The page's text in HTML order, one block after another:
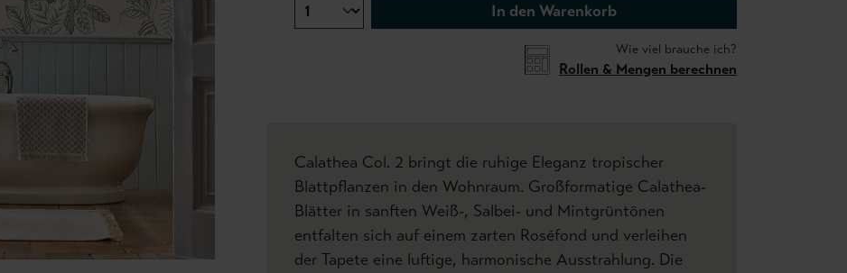
In den Warenkorb
Wie viel brauche ich?
Rollen & Mengen berechnen
Calathea Col. 2 bringt die ruhige Eleganz tropischer
Blattpflanzen in den Wohnraum. Großformatige Calathea-
Blätter in sanften Weiß-, Salbei- und Mintgrüntönen
entfalten sich auf einem zarten Roséfond und verleihen
der Tapete eine luftige, harmonische Ausstrahlung. Die